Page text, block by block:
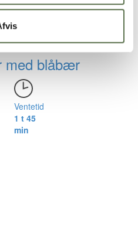
Ventetid
min.
med blåbær
Ventetid
1 t 45
min